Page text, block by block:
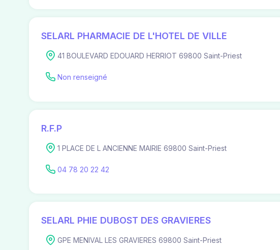
SELARL PHARMACIE DE L'HOTEL DE VILLE
41 BOULEVARD EDOUARD HERRIOT 69800 Saint-Priest
Non renseigné
R.F.P
1 PLACE DE L ANCIENNE MAIRIE 69800 Saint-Priest
04 78 20 22 42
SELARL PHIE DUBOST DES GRAVIERES
GPE MENIVAL LES GRAVIERES 69800 Saint-Priest